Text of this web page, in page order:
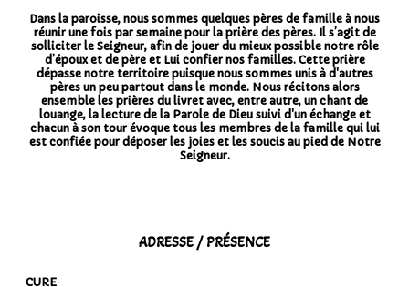
Dans la paroisse, nous sommes quelques pères de famille à nous
réunir une fois par semaine pour la prière des pères. Il s’agit de
solliciter le Seigneur, afin de jouer du mieux possible notre rôle
d’époux et de père et Lui confier nos familles. Cette prière
dépasse notre territoire puisque nous sommes unis à d'autres
pères un peu partout dans le monde. Nous récitons alors
ensemble les prières du livret avec, entre autre, un chant de
louange, la lecture de la Parole de Dieu suivi d'un échange et
chacun à son tour évoque tous les membres de la famille qui lui
est confiée pour déposer les joies et les soucis au pied de Notre
Seigneur.
ADRESSE / PRÉSENCE
CURE